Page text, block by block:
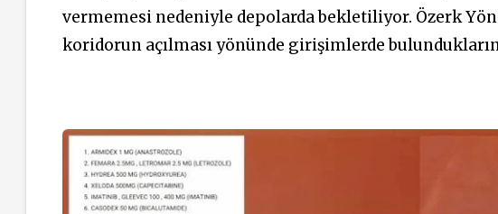
vermemesi nedeniyle depolarda bekletiliyor. Özerk
koridorun açılması yönünde girişimlerde